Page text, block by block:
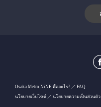
Osaka Metro NiNE คืออะไร?
FAQ
นโยบายเว็บไซต์
นโยบายความเป็นส่วนตัว